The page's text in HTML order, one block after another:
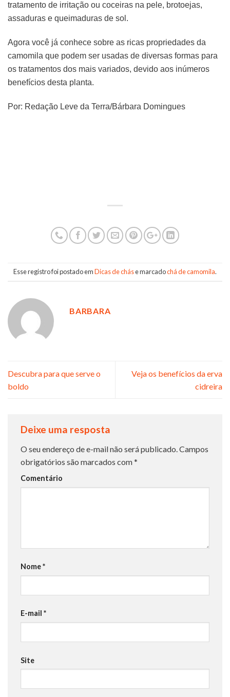
tratamento de irritação ou coceiras na pele, brotoejas,
assaduras e queimaduras de sol.
Agora você já conhece sobre as ricas propriedades da
camomila que podem ser usadas de diversas formas para
os tratamentos dos mais variados, devido aos inúmeros
benefícios desta planta.
Por: Redação Leve da Terra/Bárbara Domingues
Esse registro foi postado emDicas de cháse marcadochá de camomila.
BARBARA
Descubra para que serve o
boldo
Veja os benefícios da erva
cidreira
Deixe uma resposta
O seu endereço de e-mail não será publicado.Campos
obrigatórios são marcados com*
Comentário
Nome*
E-mail *
Site